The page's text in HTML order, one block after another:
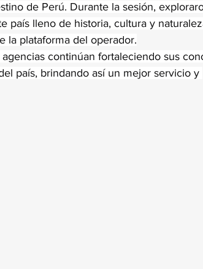
de Perú. Durante la sesión,
país lleno de historia, cultura y
la plataforma del operador.
agencias continúan fortaleciendo sus
país, brindando así un mejor servicio y